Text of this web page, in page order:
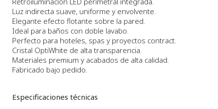
Luz indirecta suave, uniforme y envolvente.
Elegante efecto flotante sobre la pared.
Ideal para baños con doble lavabo.
Perfecto para hoteles, spas y proyectos contract.
Cristal OptiWhite de alta transparencia.
Materiales premium y acabados de alta calidad.
Fabricado bajo pedido.
Especificaciones técnicas